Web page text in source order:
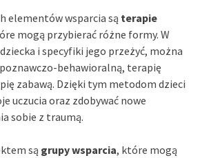
elementów wsparcia są terapie
mogą przybierać różne formy. W
i specyfiki jego przeżyć, można
behawioralną, terapię
zabawą. Dzięki tym metodom dzieci
uczucia oraz zdobywać nowe
sobie z traumą.
są grupy wsparcia, które mogą